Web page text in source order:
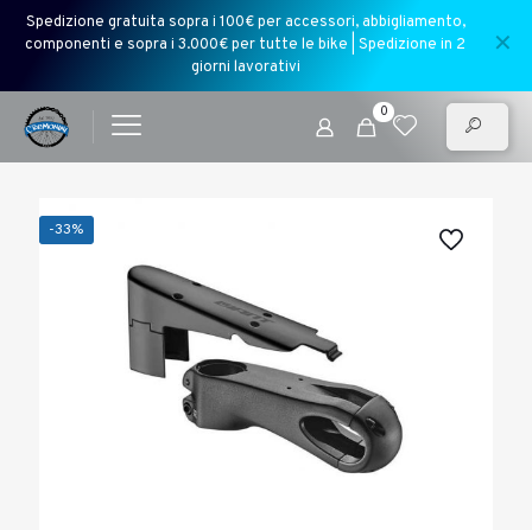
Spedizione gratuita sopra i 100€ per accessori, abbigliamento,
componenti e sopra i 3.000€ per tutte le bike | Spedizione in 2
giorni lavorativi
✕
0
-33%